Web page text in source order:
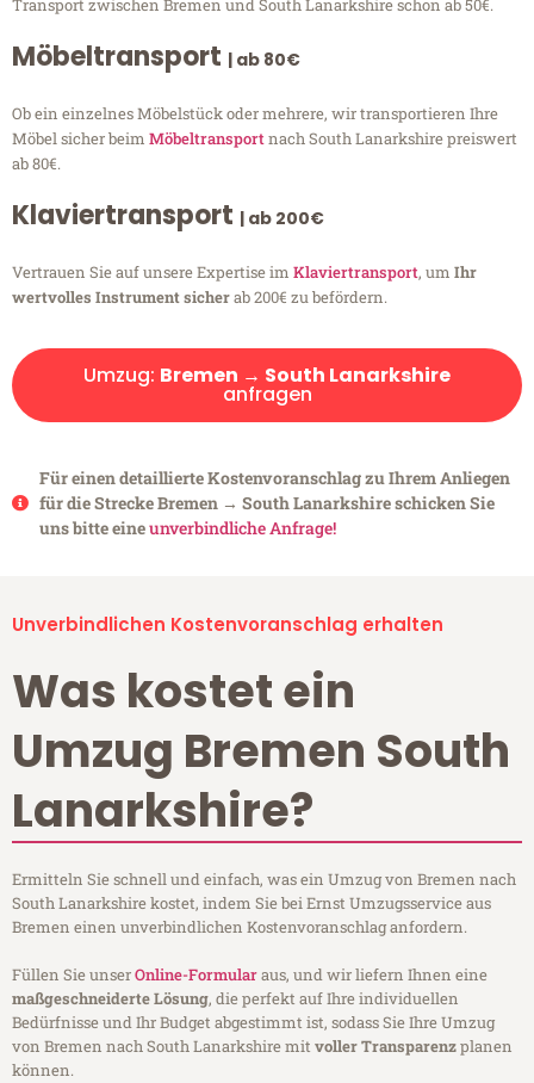
Transport zwischen Bremen und South Lanarkshire schon ab 50€.
Möbeltransport | ab 80€
Ob ein einzelnes Möbelstück oder mehrere, wir transportieren Ihre
Möbel sicher beim Möbeltransportnach South Lanarkshire preiswert
ab 80€.
Klaviertransport | ab 200€
Vertrauen Sie auf unsere Expertise im Klaviertransport, um Ihr
wertvolles Instrument sicherab 200€ zu befördern.
Umzug: Bremen → South Lanarkshire
anfragen
Für einen detaillierte Kostenvoranschlag zu Ihrem Anliegen
für die Strecke Bremen → South Lanarkshire schicken Sie
uns bitte eineunverbindliche Anfrage!
Unverbindlichen Kostenvoranschlag erhalten
Was kostet ein
Umzug Bremen South
Lanarkshire?
Ermitteln Sie schnell und einfach, was ein Umzug von Bremen nach
South Lanarkshire kostet, indem Sie bei Ernst Umzugsservice aus
Bremen einen unverbindlichen Kostenvoranschlag anfordern.
Füllen Sie unserOnline-Formularaus, und wir liefern Ihnen eine
maßgeschneiderte Lösung, die perfekt auf Ihre individuellen
Bedürfnisse und Ihr Budget abgestimmt ist, sodass Sie Ihre Umzug
von Bremen nach South Lanarkshire mitvoller Transparenzplanen
können.